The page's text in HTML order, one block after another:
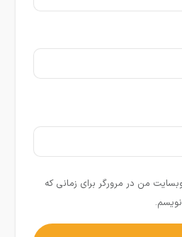
من در مرورگر برای زمانی که